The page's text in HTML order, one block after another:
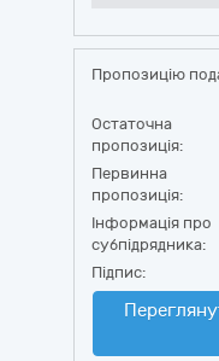
Пропозицію
Остаточна
пропозиція:
Первинна
пропозиція:
Інформація про
субпідрядника:
Підпис: